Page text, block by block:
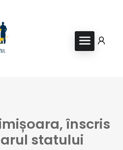
înscris
statului